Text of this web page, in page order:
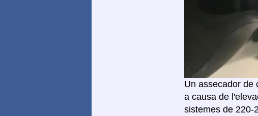
Un assecador de
a causa de
sistemes de 220-